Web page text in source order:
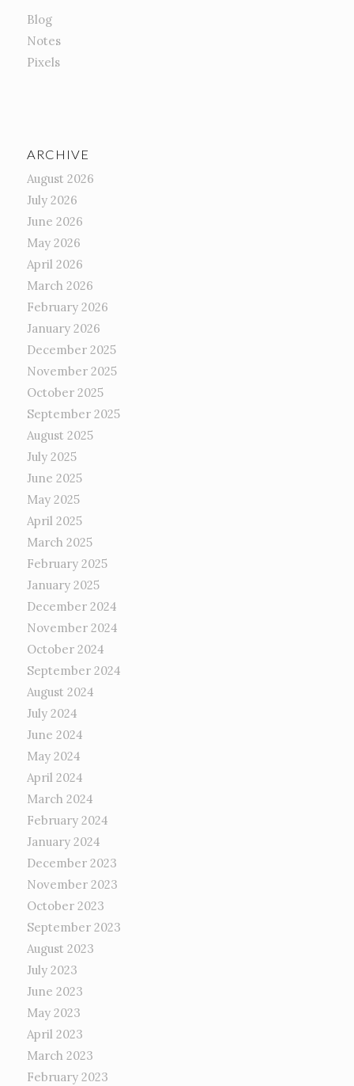
Blog
Notes
Pixels
ARCHIVE
August 2026
July 2026
June 2026
May 2026
April 2026
March 2026
February 2026
January 2026
December 2025
November 2025
October 2025
September 2025
August 2025
July 2025
June 2025
May 2025
April 2025
March 2025
February 2025
January 2025
December 2024
November 2024
October 2024
September 2024
August 2024
July 2024
June 2024
May 2024
April 2024
March 2024
February 2024
January 2024
December 2023
November 2023
October 2023
September 2023
August 2023
July 2023
June 2023
May 2023
April 2023
March 2023
February 2023